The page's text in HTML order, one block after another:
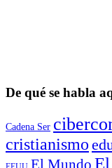
De qué se habla
Cadena Ser
cristianismo
El Mundo El